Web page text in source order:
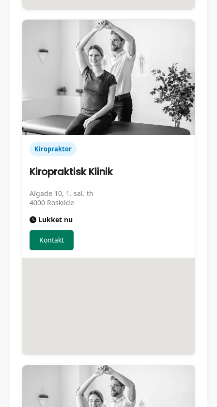
Kiropraktor
Kiropraktisk Klinik
Algade 10, 1. sal. th
4000 Roskilde
Lukket nu
Kontakt